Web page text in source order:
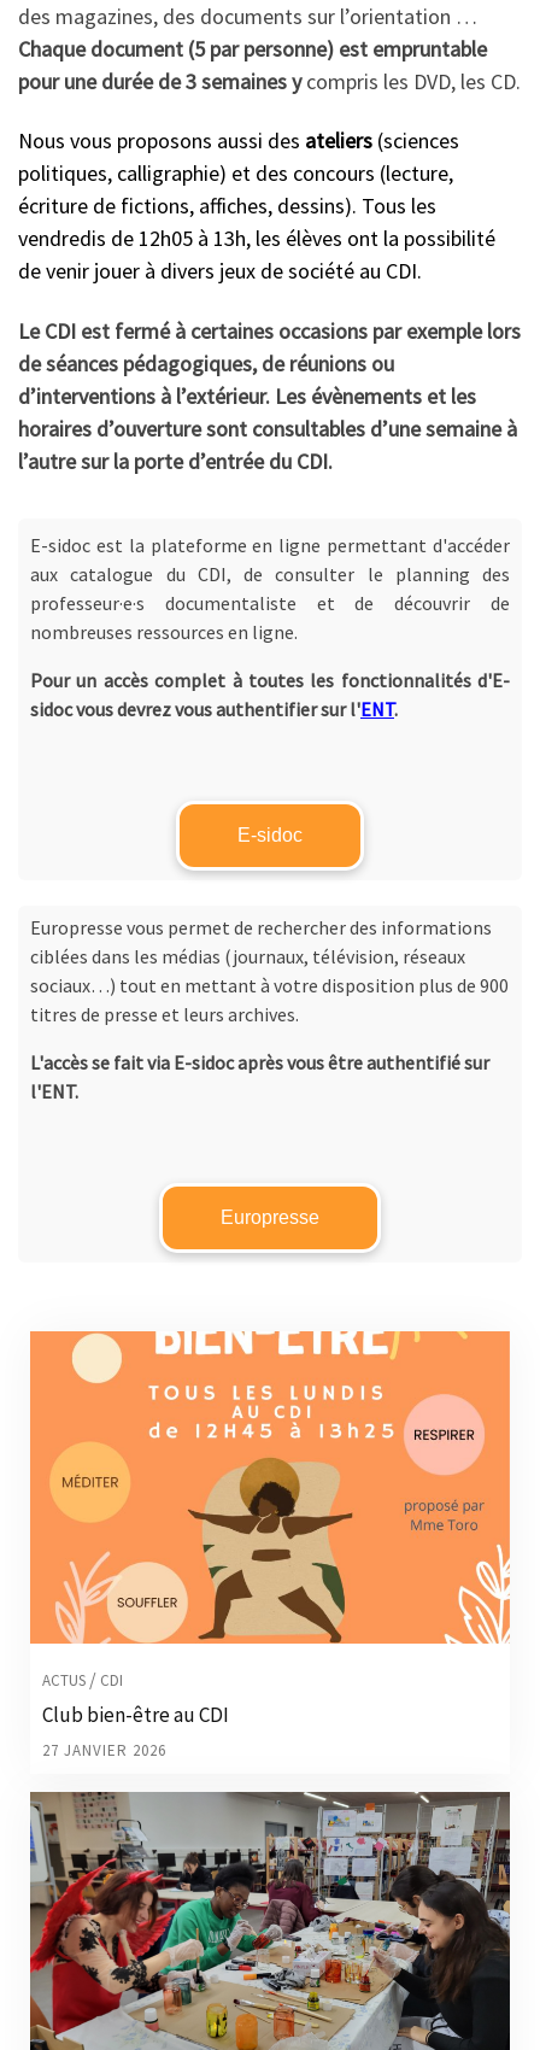
des magazines, des documents sur l’orientation …
Chaque document (5 par personne) est empruntable
pour une durée de 3 semaines ycompris les DVD, les CD.
Nous vous proposons aussi des ateliers (sciences
politiques, calligraphie) et des concours (lecture,
écriture de fictions, affiches, dessins). Tous les
vendredis de 12h05 à 13h, les élèves ont la possibilité
de venir jouer à divers jeux de société au CDI.
Le CDI est fermé à certaines occasions par exemple lors
de séances pédagogiques, de réunions ou
d’interventions à l’extérieur. Les évènements et les
horaires d’ouverture sont consultables d’une semaine à
l’autre sur la porte d’entrée du CDI.
E-sidoc est la plateforme en ligne permettant d'accéder
aux catalogue du CDI, de consulter le planning des
professeur·e·s documentaliste et de découvrir de
nombreuses ressources en ligne.
Pour un accès complet à toutes les fonctionnalités d'E-
sidoc vous devrez vous authentifier sur l'ENT.
E-sidoc
Europresse vous permet de rechercher des informations
ciblées dans les médias (journaux, télévision, réseaux
sociaux…) tout en mettant à votre disposition plus de 900
titres de presse et leurs archives.
L'accès se fait via E-sidoc après vous être authentifié sur
l'ENT.
Europresse
ACTUS / CDI
Club bien-être au CDI
27 JANVIER 2026